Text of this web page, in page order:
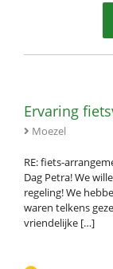
Ervaring
Moezel
RE: fiets-
Dag Petra! We
regeling! We
waren telkens
vriendelijke […]